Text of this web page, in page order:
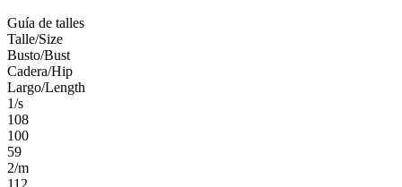
Guía de talles
Talle/Size
Busto/Bust
Cadera/Hip
Largo/Length
1/s
108
100
59
2/m
112